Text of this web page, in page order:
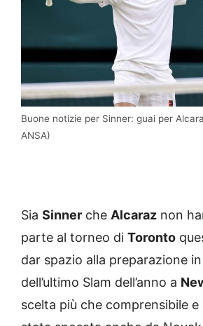
Buone notizie per Sinner: guai per
ANSA)
Sia Sinner che Alcaraz non
parte al torneo di Toronto
dar spazio alla preparazione
dell’ultimo Slam dell’anno a
scelta più che comprensibile e